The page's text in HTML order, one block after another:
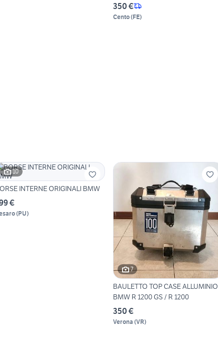
350 €
Cento(FE)
10
INTERNE ORIGINALI BMW
€
(PU)
7
BAULETTO TOP CASE ALLUMINIO
BMW R 1200 GS / R 1200
350 €
Verona (VR)